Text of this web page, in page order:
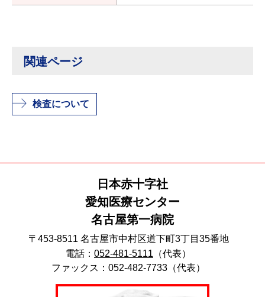
関連ページ
検査について
日本赤十字社
愛知医療センター
名古屋第一病院
〒453-8511 名古屋市中村区道下町3丁目35番地
電話： 052-481-5111 （代表）
ファックス：052-482-7733（代表）